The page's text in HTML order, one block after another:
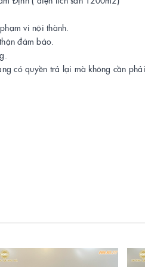
vi nội thành.
đảm bảo.
có quyền trả lại mà không cần